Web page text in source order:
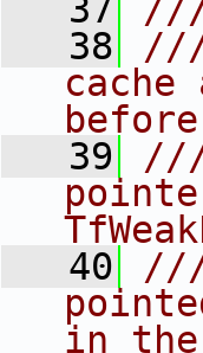
   37
   38
///
before
   39
///
   40
///
in